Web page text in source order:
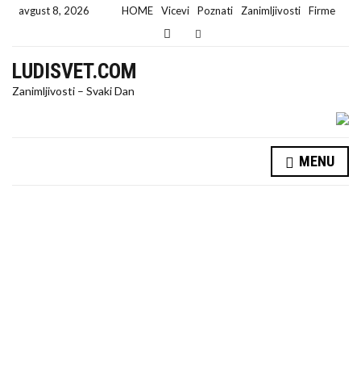
avgust 8, 2026 HOME Vicevi Poznati Zanimljivosti
Firme
E
LUDISVET.COM
Zanimljivosti – Svaki Dan
MENU